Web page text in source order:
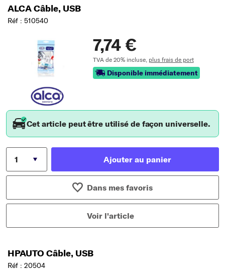
ALCA Câble, USB
Réf : 510540
7,74 €
TVA de 20% incluse, plus frais de port
Disponible immédiatement
Cet article peut être utilisé de façon universelle.
Ajouter au panier
Dans mes favoris
Voir l'article
HPAUTO Câble, USB
Réf : 20504